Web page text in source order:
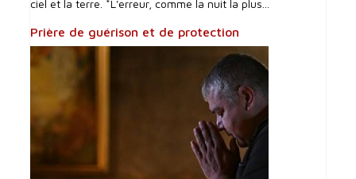
ciel et la terre. *L'erreur, comme la nuit la plus...
Prière de guérison et de protection